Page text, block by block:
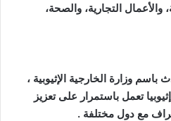
التجارية، والصحة،
وزارة الخارجية الإثيوبية ،
تعمل باستمرار على تعزيز
مع دول مختلفة .